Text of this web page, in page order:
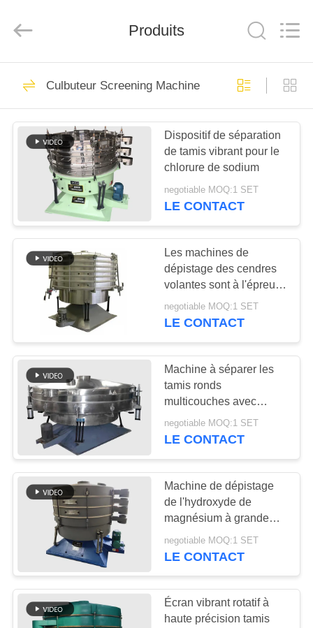
MAISON
PRODUITS
PROPOS
DE
NOUS
VISITE
DE
L'USINE
CONTRÔLE
LA
QUALITÉ
NOUS
CONTACTER
DEMANDEZ
UN DEVIS
Machine
Co.,Ltd.
Reserved.
Vibro machine à
écran
145
Tamis rotatoire
d'écran
102
Écran à haute
fréquence
30
Culbuteur Screening
Machine
62
Produits
Culbuteur Screening Machine
Dispositif de séparation
de tamis vibrant pour le
chlorure de sodium
negotiable MOQ:1 SET
LE CONTACT
Les machines de
dépistage des cendres
volantes sont à l'épreuve
de la poussière
negotiable MOQ:1 SET
LE CONTACT
Machine à séparer les
tamis ronds
multicouches avec
dispositif de levage
pneumatique
negotiable MOQ:1 SET
LE CONTACT
Machine de dépistage
de l'hydroxyde de
magnésium à grande
capacité
negotiable MOQ:1 SET
LE CONTACT
Écran vibrant rotatif à
haute précision tamis